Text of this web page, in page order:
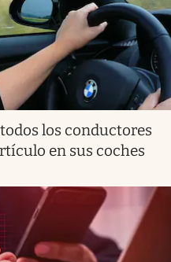
los conductores
en sus coches